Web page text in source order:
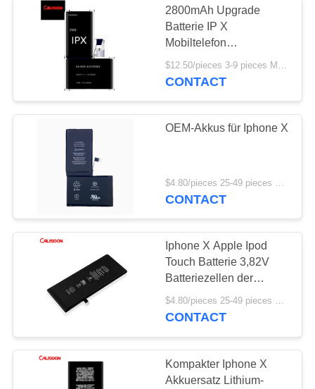
lcd-Schirm für
Iphone
lcd-Schirm für
Samsung
2800mAh Upgrade
Batterie IP X
Mobiltelefon
Batteriepaket Für Iphone
X
CONTACT
OEM-Akkus für Iphone X
CONTACT
Iphone X Apple Ipod
Touch Batterie 3,82V
Batteriezellen der
Klasse A
$4.80/pieces 25-49 pieces MOQ:25 Stücke
CONTACT
Kompakter Iphone X
Akkuersatz Lithium-